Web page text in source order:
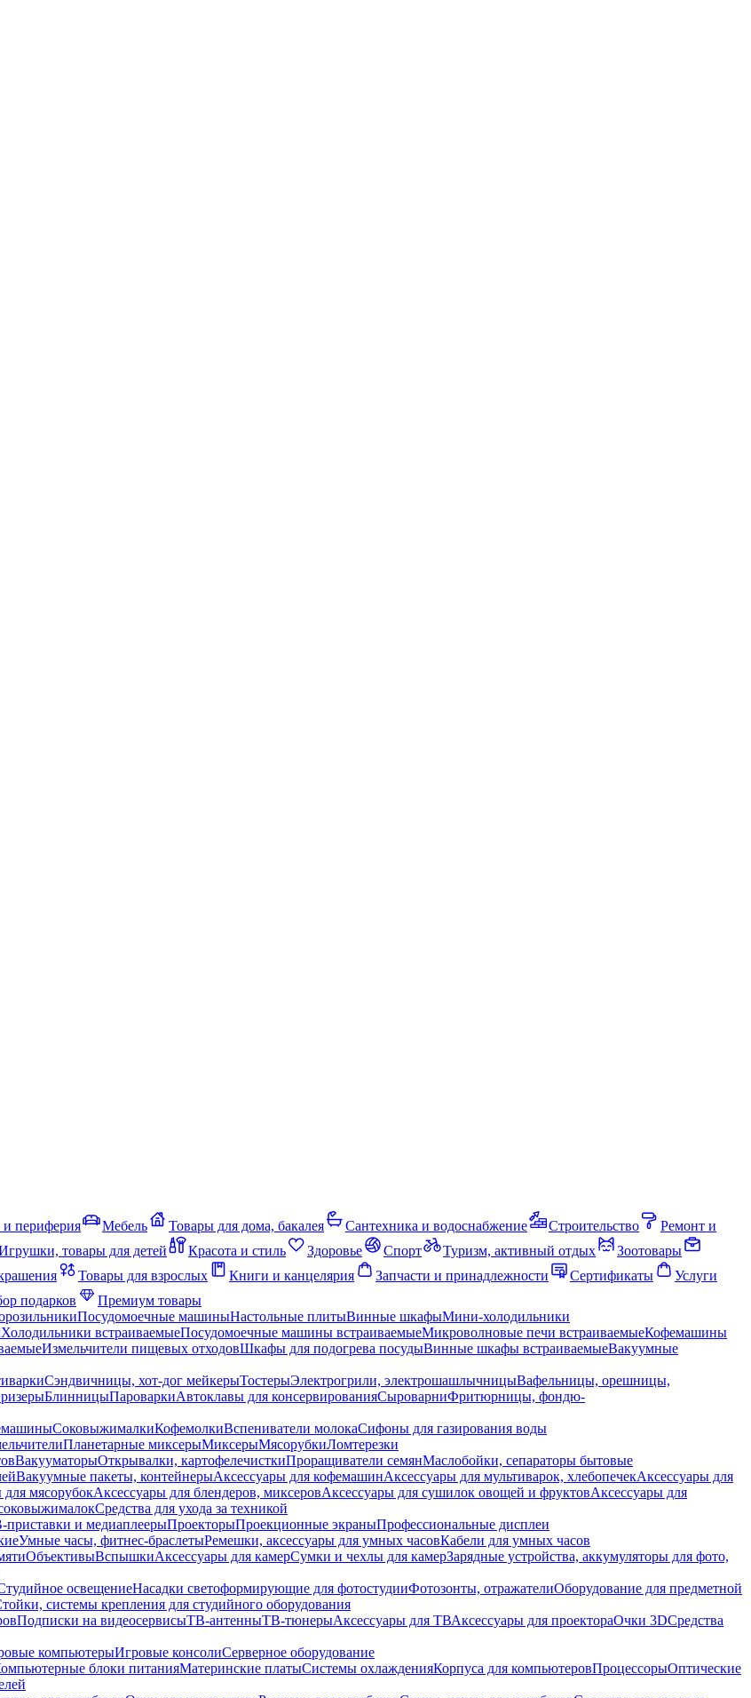
периферия Мебель Товары для дома, бакалея Сантехника и водоснабжение Строительство
Ремонт и
товары для детей Красота и стиль Здоровье Спорт Туризм, активный отдых
Зоотовары
Товары для взрослых Книги и канцелярия Запчасти и принадлежности Сертификаты
Услуги
подарков
Премиум товары
Посудомоечные машиныНастольные плитыВинные шкафыМини-холодильники
Холодильники встраиваемыеПосудомоечные машины встраиваемыеМикроволновые печи встраиваемыеКофемашины
Измельчители пищевых отходовШкафы для подогрева посудыВинные шкафы встраиваемыеВакуумные
Сэндвичницы, хот-дог мейкерыТостерыЭлектрогрили, электрошашлычницыВафельницы, орешницы,
БлинницыПароваркиАвтоклавы для консервированияСыроварниФритюрницы, фондю-
СоковыжималкиКофемолкиВспениватели молокаСифоны для газирования воды
Планетарные миксерыМиксерыМясорубкиЛомтерезки
ВакууматорыОткрывалки, картофелечисткиПроращиватели семянМаслобойки, сепараторы бытовые
Вакуумные пакеты, контейнерыАксессуары для кофемашинАксессуары для мультиварок, хлебопечекАксессуары для
для мясорубокАксессуары для блендеров, миксеровАксессуары для сушилок овощей и фруктовАксессуары для
Средства для ухода за техникой
приставки и медиаплеерыПроекторыПроекционные экраныПрофессиональные дисплеи
Умные часы, фитнес-браслетыРемешки, аксессуары для умных часовКабели для умных часов
ОбъективыВспышкиАксессуары для камерСумки и чехлы для камерЗарядные устройства, аккумуляторы для фото,
освещениеНасадки светоформирующие для фотостудииФотозонты, отражателиОборудование для предметной
системы крепления для студийного оборудования
Подписки на видеосервисыТВ-антенныТВ-тюнерыАксессуары для ТВАксессуары для проектораОчки 3DСредства
компьютерыИгровые консолиСерверное оборудование
блоки питанияМатеринские платыСистемы охлажденияКорпуса для компьютеровПроцессорыОптические